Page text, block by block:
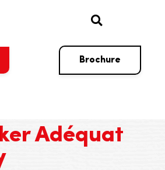
Brochure
Adéquat